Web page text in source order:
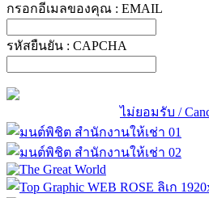
กรอกอีเมลของคุณ : EMAIL
รหัสยืนยัน : CAPCHA
ไม่ยอมรับ /